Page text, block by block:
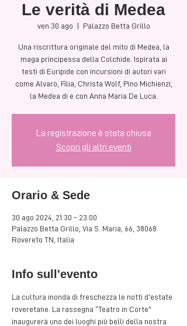
Le verità di Medea
ven 30 ago Palazzo Betta Grillo
Una riscrittura originale del mito di Medea, la
maga principessa della Colchide. Ispirata ai
testi di Euripide con incursioni di autori vari
come Alvaro, Filia, Christa Wolf, Pino Michienzi,
la Medea di e con Anna Maria De Luca.
La registrazione è stata chiusa
Scopri gli altri eventi
Orario & Sede
30 ago 2024, 21:30 – 23:00
Palazzo Betta Grillo, Via S. Maria, 66, 38068
Rovereto TN, Italia
Info sull'evento
La cultura inonda di freschezza le notti d’estate
roveretane. La rassegna “Teatro in Corte”
inaugurerà uno dei luoghi più belli della nostra